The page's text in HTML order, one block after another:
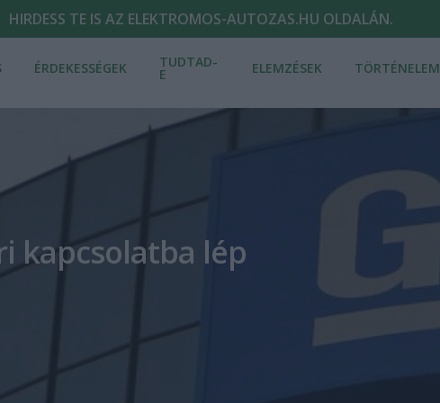
HIRDESS TE IS AZ ELEKTROMOS-AUTOZAS.HU OLDALÁN.
ÉRDEKESSÉGEK TUDTAD-
E ELEMZÉSEK TÖRTÉNELEM
kapcsolatba lép